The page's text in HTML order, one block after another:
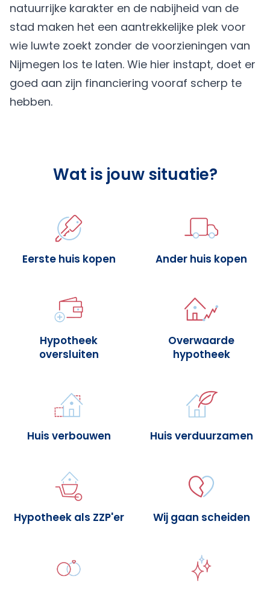
natuurrijke karakter en de nabijheid van de
stad maken het een aantrekkelijke plek voor
wie luwte zoekt zonder de voorzieningen van
Nijmegen los te laten. Wie hier instapt, doet er
goed aan zijn financiering vooraf scherp te
hebben.
Wat is jouw situatie?
Eerste huis kopen Ander huis kopen
Hypotheek
oversluiten
Overwaarde
hypotheek
Huis verbouwen Huis verduurzamen
Hypotheek als ZZP'er Wij gaan scheiden